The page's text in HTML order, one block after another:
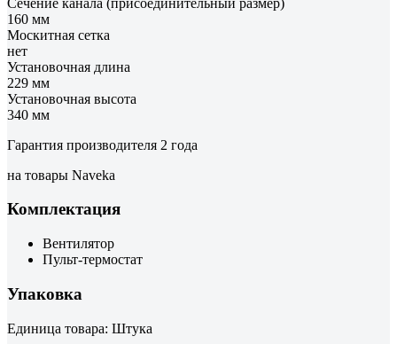
160 мм
Москитная сетка
нет
Установочная длина
229 мм
Установочная высота
340 мм
Гарантия производителя 2 года
на товары Naveka
Комплектация
Вентилятор
Пульт-термостат
Упаковка
Единица товара: Штука